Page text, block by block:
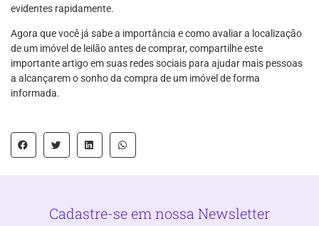
evidentes rapidamente.
Agora que você já sabe a importância e como avaliar a localização
de um imóvel de leilão antes de comprar, compartilhe este
importante artigo em suas redes sociais para ajudar mais pessoas
a alcançarem o sonho da compra de um imóvel de forma
informada.
Cadastre-se em nossa Newsletter